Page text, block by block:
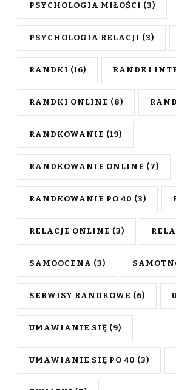
PSYCHOLOGIA MIŁOŚCI (3)
PSYCHOLOGIA RELACJI (3)
RANDKI (16) RANDKI
RANDKI ONLINE (8)
RANDKOWANIE (19)
RANDKOWANIE ONLINE (7)
RANDKOWANIE PO 40 (3)
RELACJE ONLINE (3)
SAMOOCENA (3)
SERWISY RANDKOWE (6)
UMAWIANIE SIĘ (9)
UMAWIANIE SIĘ PO 40 (3)